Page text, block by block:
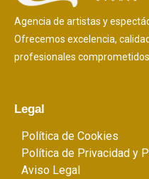
Agencia de artistas y
Ofrecemos excelencia,
profesionales comprometidos
Legal
Política de Cookies
Política de Privacidad y
Aviso Legal